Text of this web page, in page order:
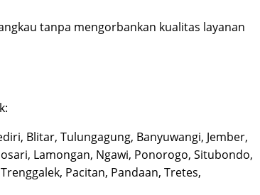
tanpa mengorbankan kualitas layanan
Blitar, Tulungagung, Banyuwangi, Jember,
Lamongan, Ngawi, Ponorogo, Situbondo,
Pacitan, Pandaan, Tretes,